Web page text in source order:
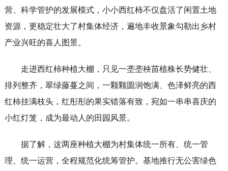
营、科学管护的发展模式，小小西红柿不仅盘活了闲置土地
资源，更稳定壮大了村集体经济，遍地丰收景象勾勒出乡村
产业兴旺的喜人图景。
走进西红柿种植大棚，只见一垄垄秧苗植株长势健壮、
排列整齐，翠绿藤蔓之间，一颗颗圆润饱满、色泽鲜亮的西
红柿挂满枝头，红彤彤的果实错落有致，宛如一串串喜庆的
小红灯笼，成为最动人的田园风景。
据了解，这两座种植大棚为村集体统一所有、统一管
理、统一运营，全程规范化统筹管护。基地推行无公害绿色